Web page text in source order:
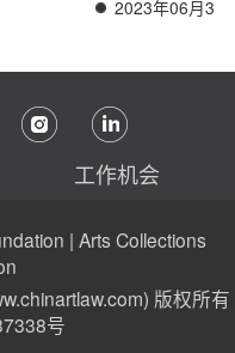
2023年06月30
工作机会
| Arts Collections
版权所有
号